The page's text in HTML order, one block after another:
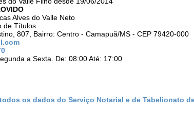
Alves do Valle Neto
de Títulos
807, Bairro: Centro - Camapuã/MS - CEP 79420-000
a Sexta. De: 08:00 Até: 17:00
os dados do Serviço Notarial e de Tabelionato